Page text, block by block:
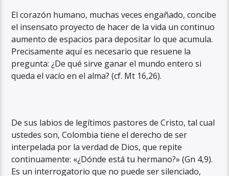
El corazón humano, muchas veces engañado, concibe
el insensato proyecto de hacer de la vida un continuo
aumento de espacios para depositar lo que acumula.
Precisamente aquí es necesario que resuene la
pregunta: ¿De qué sirve ganar el mundo entero si
queda el vacío en el alma? (cf. Mt 16,26).
De sus labios de legítimos pastores de Cristo, tal cual
ustedes son, Colombia tiene el derecho de ser
interpelada por la verdad de Dios, que repite
continuamente: «¿Dónde está tu hermano?» (Gn 4,9).
Es un interrogatorio que no puede ser silenciado,